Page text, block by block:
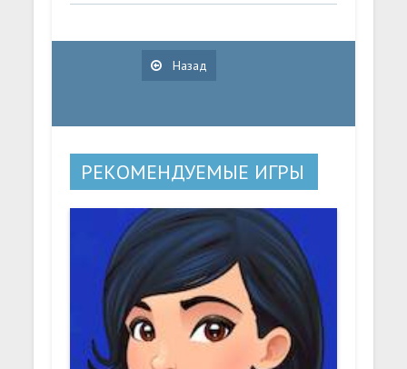
Назад
РЕКОМЕНДУЕМЫЕ ИГРЫ